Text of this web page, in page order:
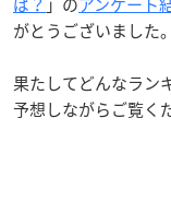
がとうございました。
果たしてどんなラン
予想しながらご覧く